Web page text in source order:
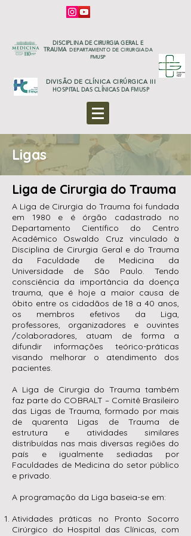
DISCIPLINA DE CIRURGIA GERAL E
TRAUMADEPARTAMENTO DE CIRURG IA DA
FMUSP
DIVISÃO DE CLÍNICA CIRÚRGICA III
HOSPITAL DAS CLÍNICAS DA FMUSP
Ligas
Liga de Cirurgia do Trauma
A Liga de Cirurgia do Trauma foi fundada
em 1980 e é órgão cadastrado no
Departamento Científico do Centro
Acadêmico Oswaldo Cruz vinculado à
Disciplina de Cirurgia Geral e do Trauma
da Faculdade de Medicina da
Universidade de São Paulo. Tendo
consciência da importância da doença
trauma, que é hoje a maior causa de
óbito entre os cidadãos de 18 a 40 anos,
os membros efetivos da Liga,
professores, organizadores e ouvintes
/colaboradores, atuam de forma a
difundir informações teórico-práticas
visando melhorar o atendimento dos
pacientes.
A Liga de Cirurgia do Trauma também
faz parte do COBRALT – Comitê Brasileiro
das Ligas de Trauma, formado por mais
de quarenta Ligas de Trauma de
estrutura e atividades similares
distribuídas nas mais diversas regiões do
país e igualmente sediadas por
Faculdades de Medicina do setor público
e privado.
A programação da Liga baseia-se em:
Atividades práticas no Pronto Socorro
Cirúrgico do Hospital das Clínicas, com